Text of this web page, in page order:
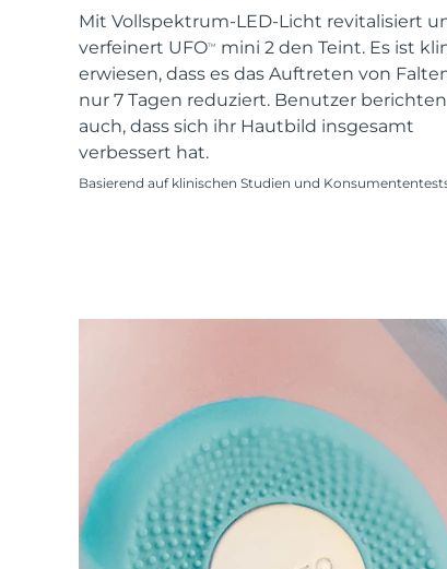
Mit Vollspektrum-LED-Licht revitalisiert
verfeinert UFOTM
mini 2 den Teint. Es ist
erwiesen, dass es das Auftreten von
nur 7 Tagen reduziert. Benutzer berichten
auch, dass sich ihr Hautbild insgesamt
verbessert hat.
Basierend auf klinischen Studien und
Advanced pore care essentials
Serum
For healthy hair
issa™ Teeth Whitening Gel
18% PAP
Kosmetik Männer
FOREO APP